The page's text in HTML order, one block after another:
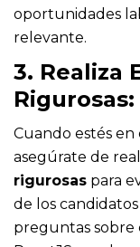
oportunidades
relevante.
3. Realiza
Rigurosas:
Cuando estés
asegúrate de
rigurosas para
de los
preguntas sobre